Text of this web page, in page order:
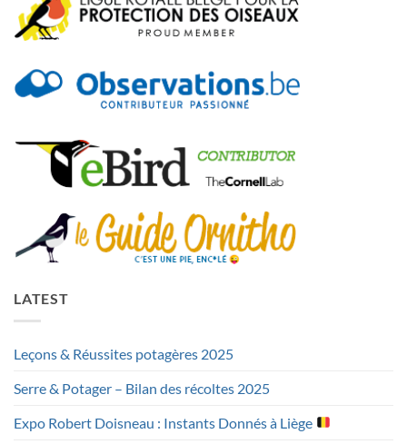
LATEST
Leçons & Réussites potagères 2025
Serre & Potager – Bilan des récoltes 2025
Expo Robert Doisneau : Instants Donnés à Liège